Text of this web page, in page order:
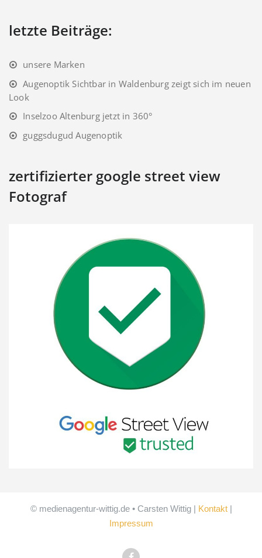
letzte Beiträge:
unsere Marken
Augenoptik Sichtbar in Waldenburg zeigt sich im neuen
Look
Inselzoo Altenburg jetzt in 360°
guggsdugud Augenoptik
zertifizierter google street view
Fotograf
© medienagentur-wittig.de • Carsten Wittig | Kontakt|
Impressum